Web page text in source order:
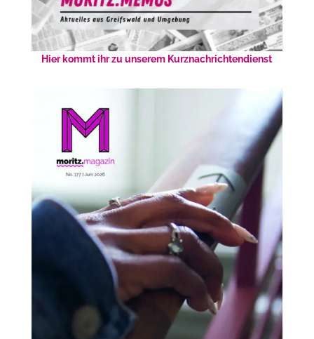
Hier kommt ihr zu unserem Kurznachrichtendienst